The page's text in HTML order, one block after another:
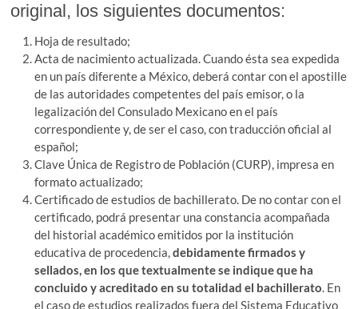
original, los siguientes documentos:
Hoja de resultado;
Acta de nacimiento actualizada. Cuando ésta sea expedida
en un país diferente a México, deberá contar con el apostille
de las autoridades competentes del país emisor, o la
legalización del Consulado Mexicano en el país
correspondiente y, de ser el caso, con traducción oficial al
español;
Clave Única de Registro de Población (CURP), impresa en
formato actualizado;
Certificado de estudios de bachillerato. De no contar con el
certificado, podrá presentar una constancia acompañada
del historial académico emitidos por la institución
educativa de procedencia,debidamente firmados y
sellados, en los que textualmente se indique que ha
concluido y acreditado en su totalidad el bachillerato. En
el caso de estudios realizados fuera del Sistema Educativo